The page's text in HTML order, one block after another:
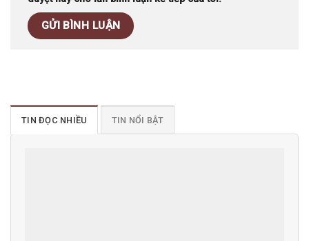
TIN ĐỌC NHIỀU TIN NỔI BẬT